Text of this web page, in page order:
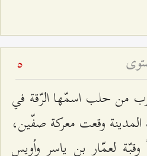
5
من حلب اسمّها الرّقة في
وقعت معركة صفّين،
لعمّار بن ياسر وأويس